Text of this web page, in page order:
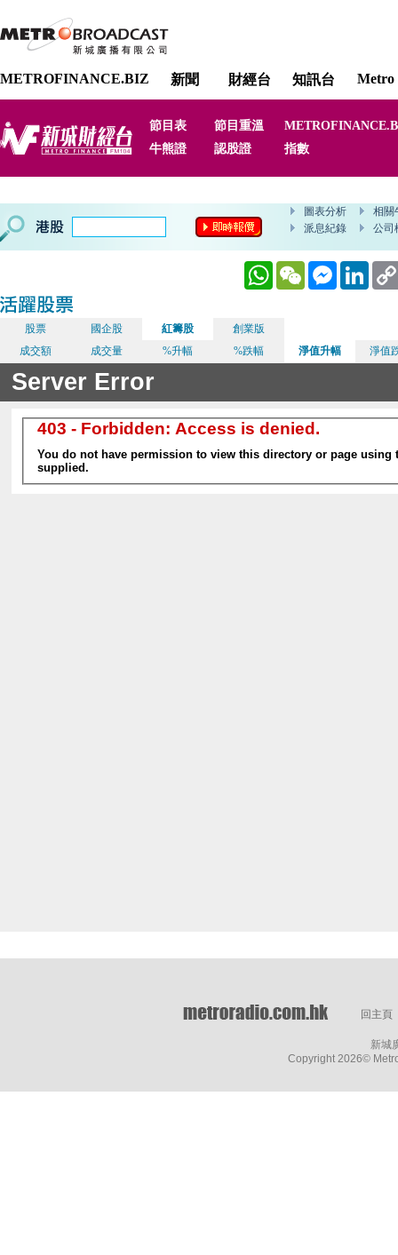
METROFINANCE.BIZ 新聞 財經台 知訊台 Metro
節目表 節目重溫
牛熊證
認股證 指數
WhatsAppWeChat Messenger
股票 國企股 紅籌股
創業版
成交額
成交量 %升幅 %跌幅 淨值升幅 淨值
回主頁
新城
Copyright 2026©